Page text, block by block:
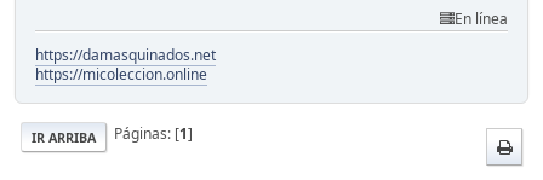
En línea
https://damasquinados.net
https://micoleccion.online
IR ARRIBA Páginas: [1]